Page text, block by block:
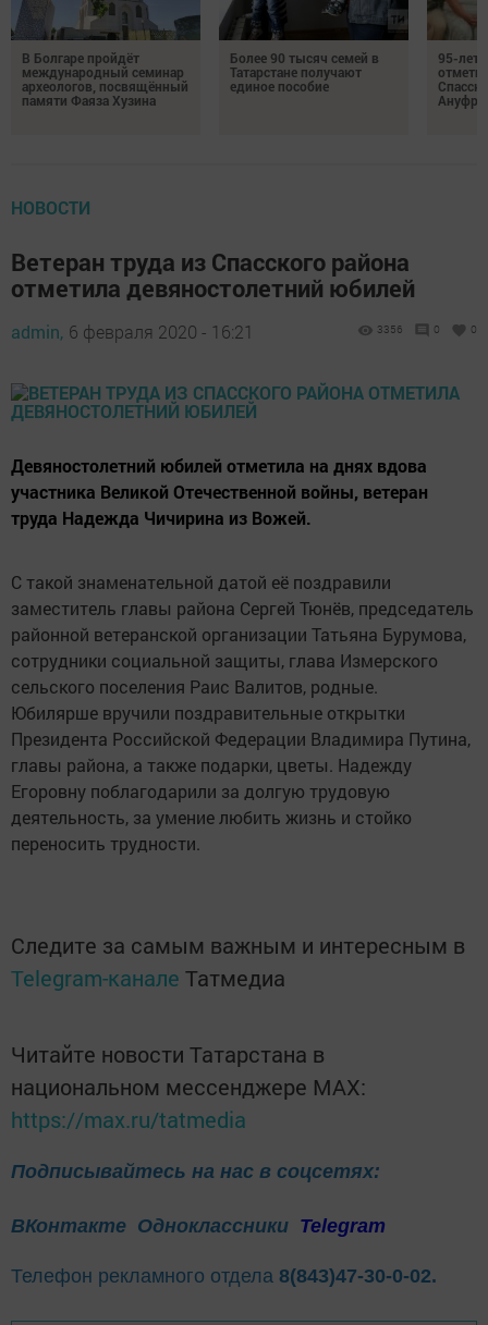
В Болгаре пройдёт
международный семинар
археологов, посвящённый
памяти Фаяза Хузина
Более 90 тысяч семей в
Татарстане получают
единое пособие
95-
НОВОСТИ
Ветеран труда из Спасского района
отметила девяностолетний юбилей
admin, 6 февраля 2020 - 16:21 3356 0 0
Девяностолетний юбилей отметила на днях вдова
участника Великой Отечественной войны, ветеран
труда Надежда Чичирина из Вожей.
С такой знаменательной датой её поздравили
заместитель главы района Сергей Тюнёв, председатель
районной ветеранской организации Татьяна Бурумова,
сотрудники социальной защиты, глава Измерского
сельского поселения Раис Валитов, родные.
Юбилярше вручили поздравительные открытки
Президента Российской Федерации Владимира Путина,
главы района, а также подарки, цветы. Надежду
Егоровну поблагодарили за долгую трудовую
деятельность, за умение любить жизнь и стойко
переносить трудности.
Следите за самым важным и интересным в
Telegram-канале Татмедиа
Читайте новости Татарстана в
национальном мессенджере MАХ:
https://max.ru/tatmedia
Подписывайтесь на нас в соцсетях:
ВКонтакте Одноклассники Telegram
Телефон рекламного отдела 8(843)47-30-0-02.